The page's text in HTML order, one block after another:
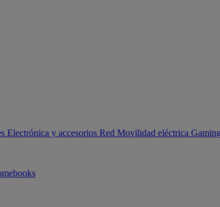
Electrónica y accesorios Red Movilidad eléctrica